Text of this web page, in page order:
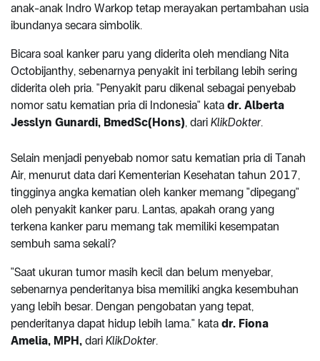
anak-anak Indro Warkop tetap merayakan pertambahan usia
ibundanya secara simbolik.
Bicara soal kanker paru yang diderita oleh mendiang Nita
Octobijanthy, sebenarnya penyakit ini terbilang lebih sering
diderita oleh pria. "Penyakit paru dikenal sebagai penyebab
nomor satu kematian pria di Indonesia" kata dr. Alberta
Jesslyn Gunardi, BmedSc(Hons), dari KlikDokter.
Selain menjadi penyebab nomor satu kematian pria di Tanah
Air, menurut data dari Kementerian Kesehatan tahun 2017,
tingginya angka kematian oleh kanker memang "dipegang"
oleh penyakit kanker paru. Lantas, apakah orang yang
terkena kanker paru memang tak memiliki kesempatan
sembuh sama sekali?
"Saat ukuran tumor masih kecil dan belum menyebar,
sebenarnya penderitanya bisa memiliki angka kesembuhan
yang lebih besar. Dengan pengobatan yang tepat,
penderitanya dapat hidup lebih lama." kata dr. Fiona
Amelia, MPH, dari KlikDokter.